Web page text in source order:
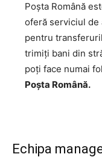
Poşta Română
oferă serviciul de
pentru
trimiţi bani din
poţi face numai
Poşta Română.
Echipa